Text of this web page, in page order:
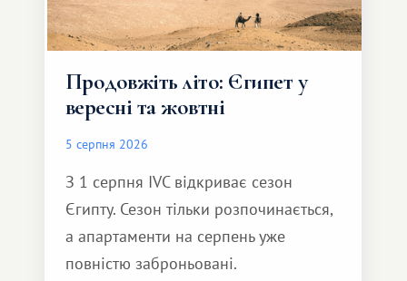
Продовжіть літо: Єгипет у
вересні та жовтні
5 серпня 2026
З 1 серпня IVC відкриває сезон
Єгипту. Сезон тільки розпочинається,
а апартаменти на серпень уже
повністю заброньовані.